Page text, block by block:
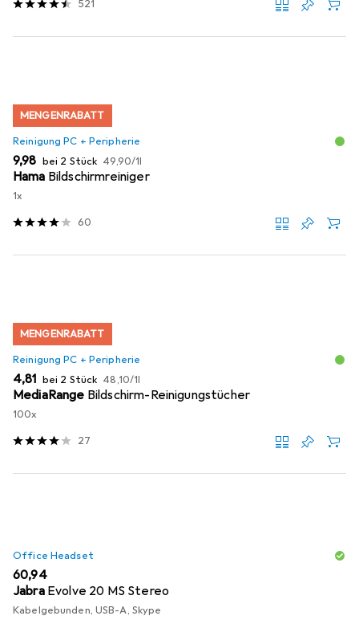
521
MENGENRABATT
Reinigung PC + Peripherie
EUR
9,98 bei 2 Stück EUR
49,90/1l
Hama Bildschirmreiniger
1x
60
MENGENRABATT
Reinigung PC + Peripherie
EUR
4,81 bei 2 Stück EUR
48,10/1l
MediaRange Bildschirm-Reinigungstücher
100x
27
Office Headset
EUR
60,94
Jabra Evolve 20 MS Stereo
Kabelgebunden, USB-A, Skype